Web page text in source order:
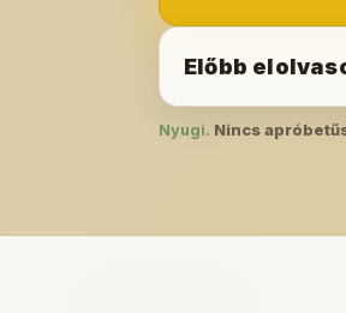
Előbb
Nyugi. Nincs